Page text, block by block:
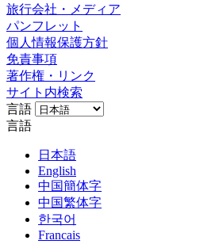
旅行会社・メディア
パンフレット
個人情報保護方針
免責事項
著作権・リンク
サイト内検索
言語
言語
日本語
English
中国簡体字
中国繁体字
한국어
Francais